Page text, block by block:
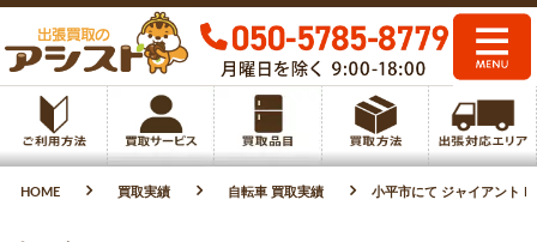
HOME 買取実績 自転車 買取実績 小平市にて ジャイアント